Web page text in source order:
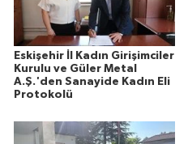
Eskişehir İl Kadın Girişimciler
Kurulu ve Güler Metal
A.Ş.'den Sanayide Kadın Eli
Protokolü